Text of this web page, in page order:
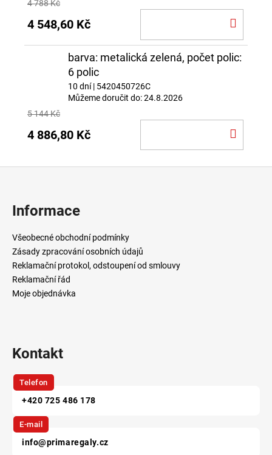
4 788 Kč
4 548,60 Kč
barva: metalická zelená, počet polic:
6 polic
10 dní| 5420450726C
Můžeme doručit do:24.8.2026
5 144 Kč
4 886,80 Kč
Informace
Všeobecné obchodní podmínky
Zásady zpracování osobních údajů
Reklamační protokol, odstoupení od smlouvy
Reklamační řád
Moje objednávka
Kontakt
Telefon
+420 725 486 178
E-mail
info@primaregaly.cz